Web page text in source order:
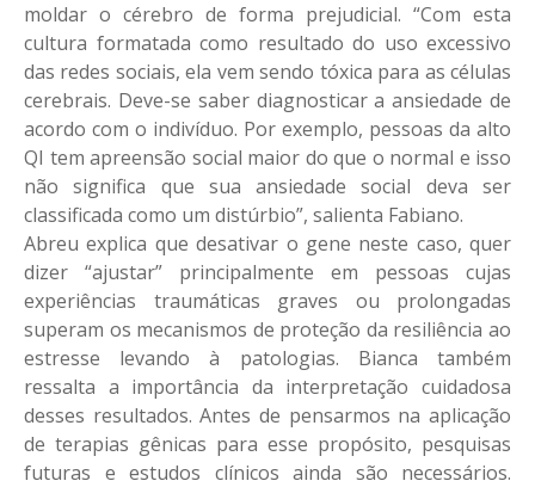
moldar o cérebro de forma prejudicial. “Com esta
cultura formatada como resultado do uso excessivo
das redes sociais, ela vem sendo tóxica para as células
cerebrais. Deve-se saber diagnosticar a ansiedade de
acordo com o indivíduo. Por exemplo, pessoas da alto
QI tem apreensão social maior do que o normal e isso
não significa que sua ansiedade social deva ser
classificada como um distúrbio”, salienta Fabiano.
Abreu explica que desativar o gene neste caso, quer
dizer “ajustar” principalmente em pessoas cujas
experiências traumáticas graves ou prolongadas
superam os mecanismos de proteção da resiliência ao
estresse levando à patologias. Bianca também
ressalta a importância da interpretação cuidadosa
desses resultados. Antes de pensarmos na aplicação
de terapias gênicas para esse propósito, pesquisas
futuras e estudos clínicos ainda são necessários.